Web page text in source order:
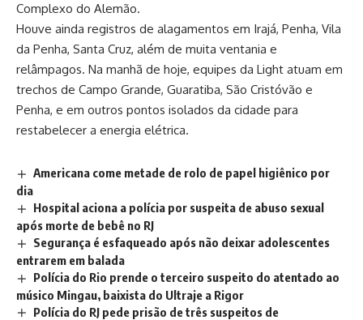
Complexo do Alemão.
Houve ainda registros de alagamentos em Irajá, Penha, Vila
da Penha, Santa Cruz, além de muita ventania e
relâmpagos. Na manhã de hoje, equipes da Light atuam em
trechos de Campo Grande, Guaratiba, São Cristóvão e
Penha, e em outros pontos isolados da cidade para
restabelecer a energia elétrica.
Americana come metade de rolo de papel higiênico por
dia
Hospital aciona a polícia por suspeita de abuso sexual
após morte de bebê no RJ
Segurança é esfaqueado após não deixar adolescentes
entrarem em balada
Polícia do Rio prende o terceiro suspeito do atentado ao
músico Mingau, baixista do Ultraje a Rigor
Polícia do RJ pede prisão de três suspeitos de